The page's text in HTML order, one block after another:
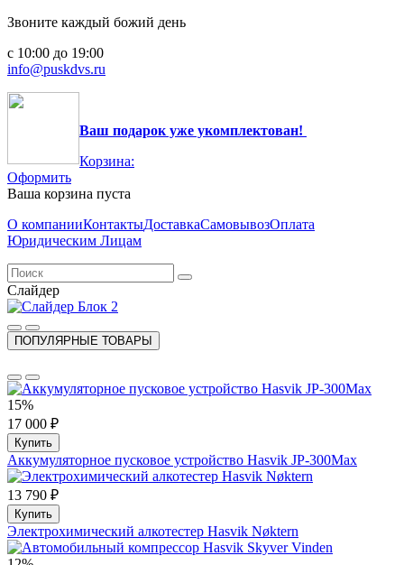
Звоните каждый божий день
с 10:00 до 19:00
info@puskdvs.ru
Ваш подарок уже укомплектован!
Корзина:
Оформить
Ваша корзина пуста
О компанииКонтактыДоставкаСамовывозОплата
Юридическим Лицам
Слайдер
ПОПУЛЯРНЫЕ ТОВАРЫ
15%
17 000 ₽
Купить
Аккумуляторное пусковое устройство Hasvik JP-300Max
13 790 ₽
Купить
Электрохимический алкотестер Hasvik Nøktern